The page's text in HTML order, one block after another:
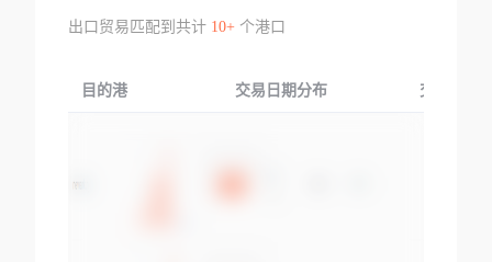
出口贸易匹配到共计 10+个港口
目的港 交易日期分布 交易产品